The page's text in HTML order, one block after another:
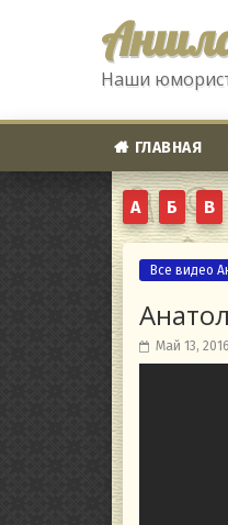
Наши
ГЛАВНАЯ
А Б В
Все видео
Май 13, 2016